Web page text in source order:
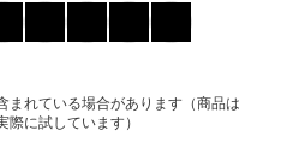
まれている場合があります（商品は
際に試しています）